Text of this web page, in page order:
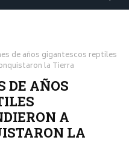
de años gigantescos reptiles
la Tierra
DE AÑOS
A
LA